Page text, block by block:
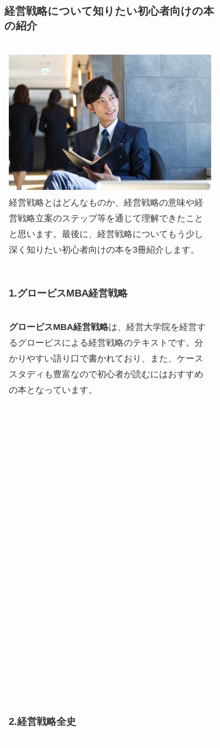
経営戦略について知りたい初心者向けの本
の紹介
経営戦略とはどんなものか、経営戦略の意味や経
営戦略立案のステップ等を通じて理解できたこと
と思います。最後に、経営戦略についてもう少し
深く知りたい初心者向けの本を3冊紹介します。
1.グロービスMBA経営戦略
グロービスMBA経営戦略は、経営大学院を経営す
るグロービスによる経営戦略のテキストです。分
かりやすい語り口で書かれており、また、ケース
スタディも豊富なので初心者が読むにはおすすめ
の本となっています。
2.経営戦略全史